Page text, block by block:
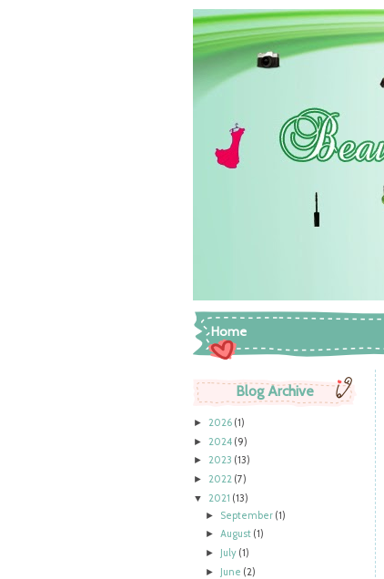
Home
Blog Archive
► 2026 (1)
► 2024 (9)
► 2023 (13)
► 2022 (7)
▼ 2021 (13)
► September (1)
► August (1)
► July (1)
► June (2)